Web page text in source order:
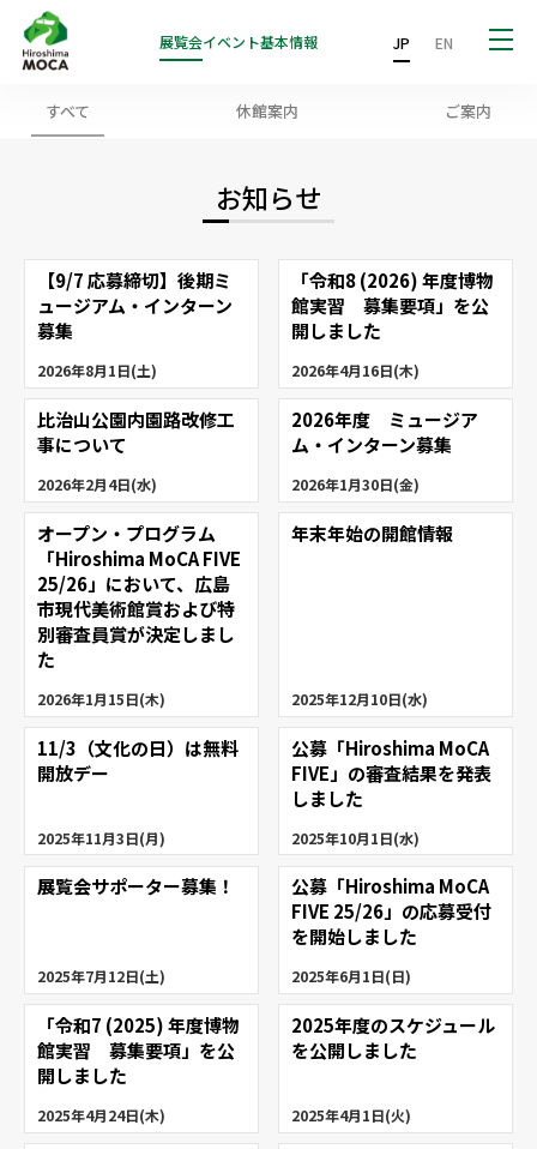
展覧会イベント基本情報 JP EN
すべて 休館案内 ご案内
お知らせ
【9/7 応募締切】後期ミ
ュージアム・インターン
募集
2026年8月1日(土)
「令和8 (2026) 年度博物
館実習 募集要項」を公
開しました
2026年4月16日(木)
比治山公園内園路改修工
事について
2026年2月4日(水)
2026年度 ミュージア
ム・インターン募集
2026年1月30日(金)
オープン・プログラム
「Hiroshima MoCA FIVE
25/26」において、広島
市現代美術館賞および特
別審査員賞が決定しまし
た
2026年1月15日(木)
年末年始の開館情報
2025年12月10日(水)
11/3（文化の日）は無料
開放デー
2025年11月3日(月)
公募「Hiroshima MoCA
FIVE」の審査結果を発表
しました
2025年10月1日(水)
展覧会サポーター募集！
2025年7月12日(土)
公募「Hiroshima MoCA
FIVE 25/26」の応募受付
を開始しました
2025年6月1日(日)
「令和7 (2025) 年度博物
館実習 募集要項」を公
開しました
2025年4月24日(木)
2025年度のスケジュール
を公開しました
2025年4月1日(火)